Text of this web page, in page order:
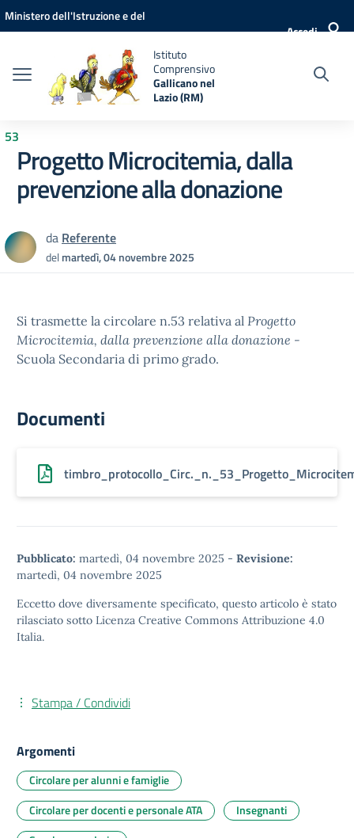
Vai ai contenuti
Vai al menu di navigazione
Vai al footer
Ministero dell'Istruzione e del
Accedi
Istituto
Comprensivo
Gallicano nel
Lazio (RM)
53
Progetto Microcitemia, dalla
prevenzione alla donazione
da Referente
delmartedì, 04 novembre 2025
Si trasmette la circolare n.53 relativa al Progetto
Microcitemia, dalla prevenzione alla donazione -
Scuola Secondaria di primo grado.
Documenti
Pubblicato: martedì, 04 novembre 2025 - Revisione:
martedì, 04 novembre 2025
Eccetto dove diversamente specificato, questo articolo è stato
rilasciato sotto Licenza Creative Commons Attribuzione 4.0
Italia.
Stampa / Condividi
Argomenti
Circolare per alunni e famiglie
Circolare per docenti e personale ATA
Insegnanti